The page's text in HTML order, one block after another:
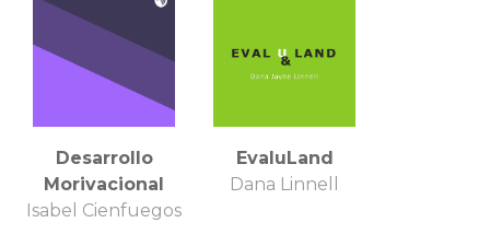
University
Desarrollo
Morivacional
Isabel Cienfuegos
EvaluLand
Dana Linnell